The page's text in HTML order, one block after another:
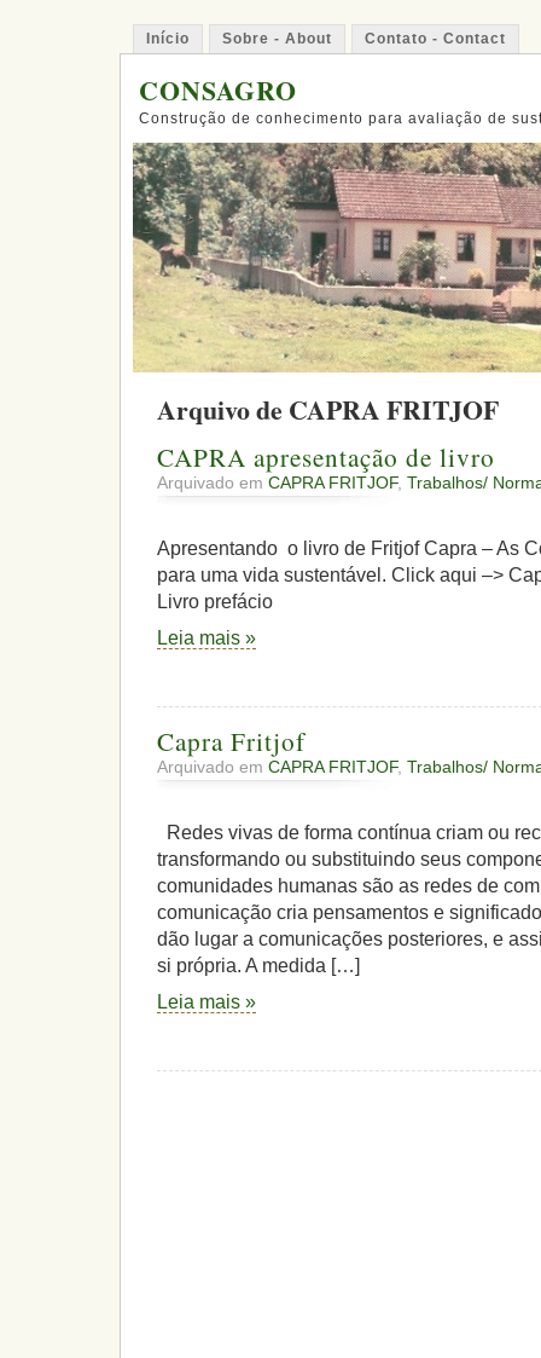
Início Sobre - About Contato - Contact
CONSAGRO
Construção de conhecimento para avaliação de
Arquivo de CAPRA FRITJOF
CAPRA apresentação de livro
Arquivado em CAPRA FRITJOF, Trabalhos/
Apresentando o livro de Fritjof Capra – As
para uma vida sustentável. Click aqui –>
Livro prefácio
Leia mais »
Capra Fritjof
Arquivado em CAPRA FRITJOF, Trabalhos/
Redes vivas de forma contínua criam ou
transformando ou substituindo seus
comunidades humanas são as redes de
comunicação cria pensamentos e
dão lugar a comunicações posteriores, e
si própria. A medida […]
Leia mais »